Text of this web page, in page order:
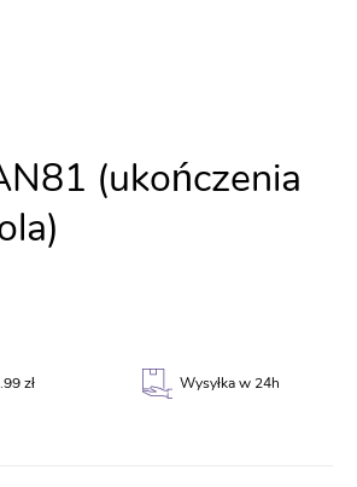
(ukończenia
zł Wysyłka w 24h